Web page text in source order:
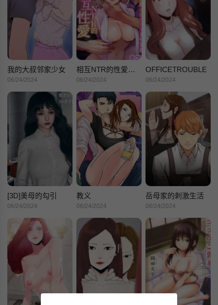
我的大叔邻家少女
06/24/2024
相互NTR的性爱～轻浮男的变态按摩•青梅竹马的激情爱抚
06/24/2024
OFFICETROUBLE
06/24/2024
[3D]美母的勾引
06/24/2024
教义
06/24/2024
岳母家的刺激生活
06/24/2024